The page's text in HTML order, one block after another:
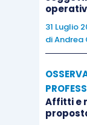
gestione
invece
disciplina.
Se prevale
rischia di
31 Luglio
diAndrea
Affitti e